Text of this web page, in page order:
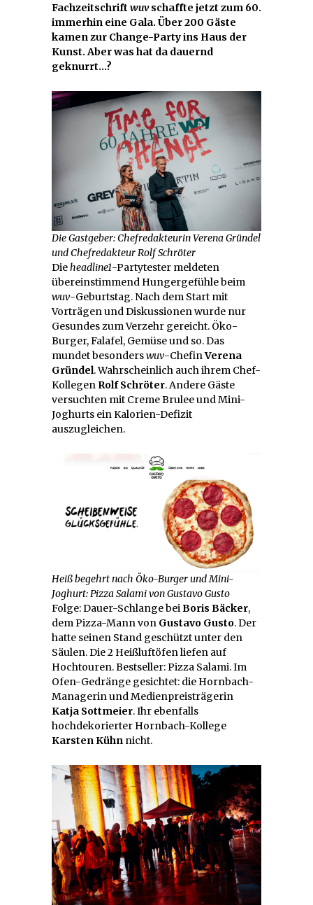
Fachzeitschrift wuvschaffte jetzt zum 60.
immerhin eine Gala. Über 200 Gäste
kamen zur Change-Party ins Haus der
Kunst. Aber was hat da dauernd
geknurrt…?
Die Gastgeber: Chefredakteurin Verena Gründel
und Chefredakteur Rolf Schröter
Dieheadline1-Partytester meldeten
übereinstimmend Hungergefühle beim
wuv-Geburtstag. Nach dem Start mit
Vorträgen und Diskussionen wurde nur
Gesundes zum Verzehr gereicht. Öko-
Burger, Falafel, Gemüse und so. Das
mundet besonderswuv-ChefinVerena
Gründel. Wahrscheinlich auch ihrem Chef-
Kollegen Rolf Schröter. Andere Gäste
versuchten mit Creme Brulee und Mini-
Joghurts ein Kalorien-Defizit
auszugleichen.
Heiß begehrt nach Öko-Burger und Mini-
Joghurt: Pizza Salami von Gustavo Gusto
Folge: Dauer-Schlange beiBoris Bäcker,
dem Pizza-Mann von Gustavo Gusto. Der
hatte seinen Stand geschützt unter den
Säulen. Die 2 Heißluftöfen liefen auf
Hochtouren. Bestseller: Pizza Salami. Im
Ofen-Gedränge gesichtet: die Hornbach-
Managerin und Medienpreisträgerin
Katja Sottmeier. Ihr ebenfalls
hochdekorierter Hornbach-Kollege
Karsten Kühn nicht.